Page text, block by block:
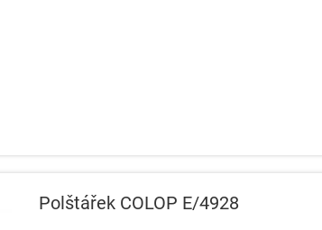
Polštářek COLOP E/4928